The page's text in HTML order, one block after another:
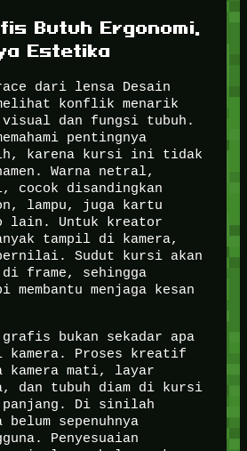
Butuh Ergonomi,
Estetika
dari lensa Desain
konflik menarik
visual dan fungsi tubuh.
pentingnya
karena kursi ini tidak
Warna netral,
cocok disandingkan
lampu, juga kartu
lain. Untuk kreator
tampil di kamera,
Sudut kursi akan
frame, sehingga
membantu menjaga kesan
grafis bukan sekadar apa
kamera. Proses kreatif
kamera mati, layar
dan tubuh diam di kursi
panjang. Di sinilah
belum sepenuhnya
Penyesuaian